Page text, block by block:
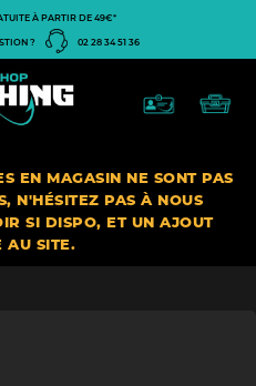
À PARTIR DE 49€*
? 02 28 34 51 36
EN MAGASIN NE SONT PAS
N'HÉSITEZ PAS À NOUS
SI DISPO, ET UN AJOUT
AU SITE.